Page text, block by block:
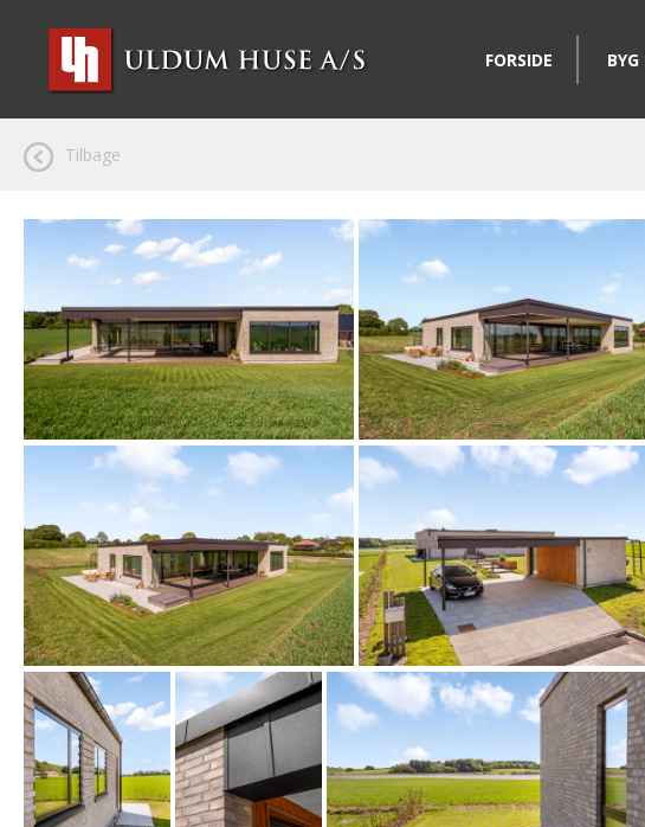
FORSIDE
Tilbage